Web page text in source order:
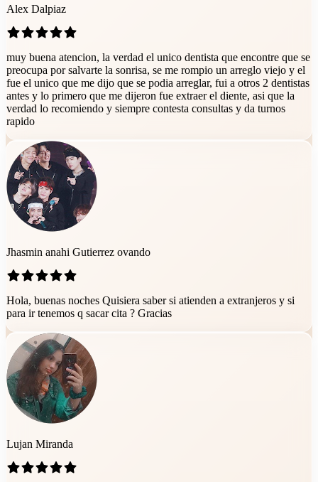
Alex Dalpiaz
muy buena atencion, la verdad el unico dentista que encontre que se
preocupa por salvarte la sonrisa, se me rompio un arreglo viejo y el
fue el unico que me dijo que se podia arreglar, fui a otros 2 dentistas
antes y lo primero que me dijeron fue extraer el diente, asi que la
verdad lo recomiendo y siempre contesta consultas y da turnos
rapido
Jhasmin anahi Gutierrez ovando
Hola, buenas noches Quisiera saber si atienden a extranjeros y si
para ir tenemos q sacar cita ? Gracias
Lujan Miranda